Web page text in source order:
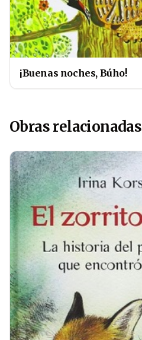
¡Buenas noches, Búho!
Obras relacionadas